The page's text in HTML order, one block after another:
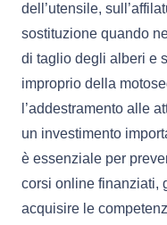
dell’utensile,
sostituzione quando
di taglio degli alberi e
improprio della
l’addestramento alle
un investimento
è essenziale per
corsi online finanziati,
acquisire le